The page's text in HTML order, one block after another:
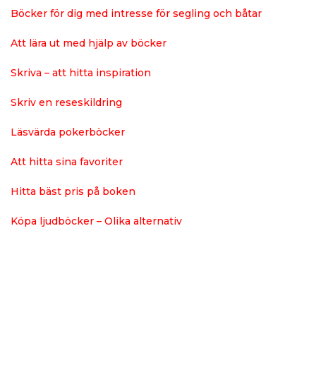
Böcker för dig med intresse för segling och båtar
Att lära ut med hjälp av böcker
Skriva – att hitta inspiration
Skriv en reseskildring
Läsvärda pokerböcker
Att hitta sina favoriter
Hitta bäst pris på boken
Köpa ljudböcker – Olika alternativ